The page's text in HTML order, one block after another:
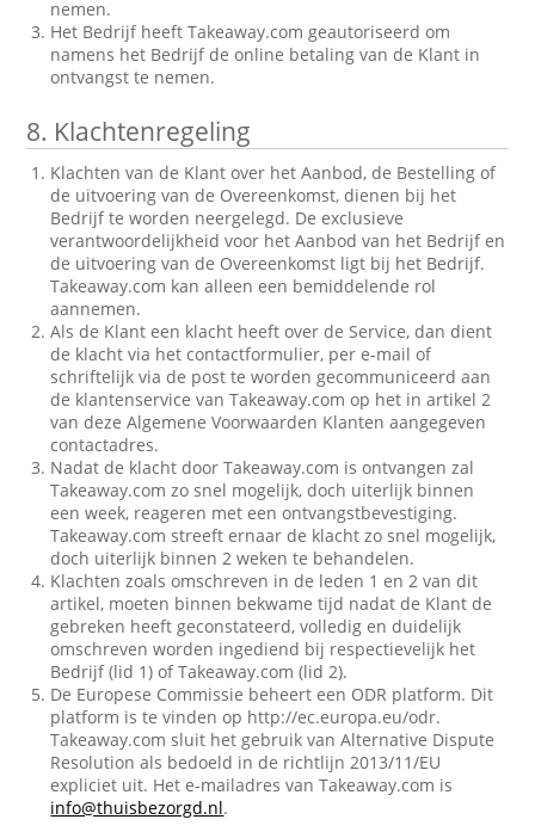
nemen.
Het Bedrijf heeft Takeaway.com geautoriseerd om
namens het Bedrijf de online betaling van de Klant in
ontvangst te nemen.
8. Klachtenregeling
Klachten van de Klant over het Aanbod, de Bestelling of
de uitvoering van de Overeenkomst, dienen bij het
Bedrijf te worden neergelegd. De exclusieve
verantwoordelijkheid voor het Aanbod van het Bedrijf en
de uitvoering van de Overeenkomst ligt bij het Bedrijf.
Takeaway.com kan alleen een bemiddelende rol
aannemen.
Als de Klant een klacht heeft over de Service, dan dient
de klacht via het contactformulier, per e-mail of
schriftelijk via de post te worden gecommuniceerd aan
de klantenservice van Takeaway.com op het in artikel 2
van deze Algemene Voorwaarden Klanten aangegeven
contactadres.
Nadat de klacht door Takeaway.com is ontvangen zal
Takeaway.com zo snel mogelijk, doch uiterlijk binnen
een week, reageren met een ontvangstbevestiging.
Takeaway.com streeft ernaar de klacht zo snel mogelijk,
doch uiterlijk binnen 2 weken te behandelen.
Klachten zoals omschreven in de leden 1 en 2 van dit
artikel, moeten binnen bekwame tijd nadat de Klant de
gebreken heeft geconstateerd, volledig en duidelijk
omschreven worden ingediend bij respectievelijk het
Bedrijf (lid 1) of Takeaway.com (lid 2).
De Europese Commissie beheert een ODR platform. Dit
platform is te vinden op http://ec.europa.eu/odr.
Takeaway.com sluit het gebruik van Alternative Dispute
Resolution als bedoeld in de richtlijn 2013/11/EU
expliciet uit. Het e-mailadres van Takeaway.com is
info@thuisbezorgd.nl.